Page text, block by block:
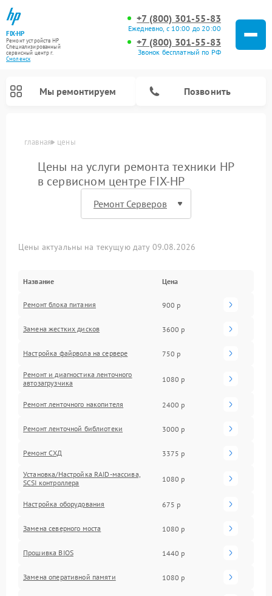
FIX-HP
Ремонт устройств HP
Специализированный
cервисный центр г.
Смоленск
+7 (800) 301-55-83
Ежедневно, с 10:00 до 20:00
+7 (800) 301-55-83
Звонок бесплатный по РФ
Мы ремонтируем Позвонить
главная цены
Цены на услуги ремонта техники HP
в сервисном центре FIX-HP
Цены актуальны на текущую дату 09.08.2026
Название Цена
Ремонт блока питания 900 р
Замена жестких дисков 3600 р
Настройка файрвола на сервере 750 р
Ремонт и диагностика ленточного
автозагрузчика
1080 р
Ремонт ленточного накопителя 2400 р
Ремонт ленточной библиотеки 3000 р
Ремонт СХД 3375 р
Установка/Настройка RAID-массива,
SCSI контроллера
1080 р
Настройка оборудования 675 р
Замена северного моста 1080 р
Прошивка BIOS 1440 р
Замена оперативной памяти 1080 р